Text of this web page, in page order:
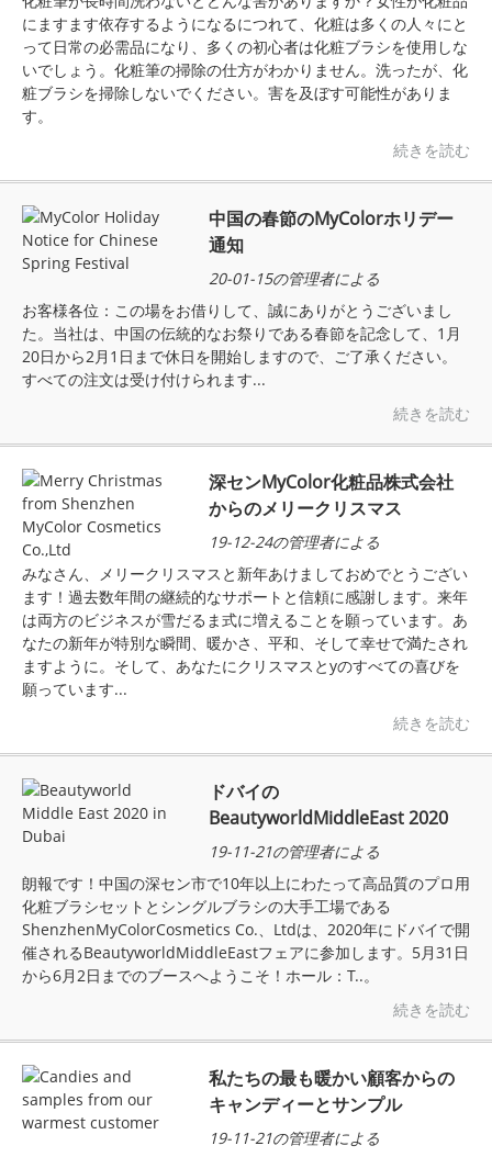
にますます依存するようになるにつれて、化粧は多くの人々にと
って日常の必需品になり、多くの初心者は化粧ブラシを使用しな
いでしょう。化粧筆の掃除の仕方がわかりません。洗ったが、化
粧ブラシを掃除しないでください。害を及ぼす可能性がありま
す。
続きを読む
中国の春節のMyColorホリデー
通知
20-01-15の管理者による
お客様各位：この場をお借りして、誠にありがとうございまし
た。当社は、中国の伝統的なお祭りである春節を記念して、1月
20日から2月1日まで休日を開始しますので、ご了承ください。
すべての注文は受け付けられます...
続きを読む
深センMyColor化粧品株式会社
からのメリークリスマス
19-12-24の管理者による
みなさん、メリークリスマスと新年あけましておめでとうござい
ます！過去数年間の継続的なサポートと信頼に感謝します。来年
は両方のビジネスが雪だるま式に増えることを願っています。あ
なたの新年が特別な瞬間、暖かさ、平和、そして幸せで満たされ
ますように。そして、あなたにクリスマスとyのすべての喜びを
願っています...
続きを読む
ドバイの
BeautyworldMiddleEast 2020
19-11-21の管理者による
朗報です！中国の深セン市で10年以上にわたって高品質のプロ用
化粧ブラシセットとシングルブラシの大手工場である
ShenzhenMyColorCosmetics Co.、Ltdは、2020年にドバイで開
催されるBeautyworldMiddleEastフェアに参加します。5月31日
から6月2日までのブースへようこそ！ホール：T..。
続きを読む
私たちの最も暖かい顧客からの
キャンディーとサンプル
19-11-21の管理者による